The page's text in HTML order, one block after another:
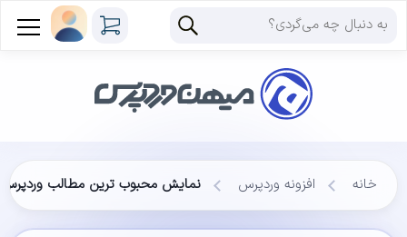
خانه افزونه وردپرس نمایش محبوب ترین مطالب وردپرس بصورت